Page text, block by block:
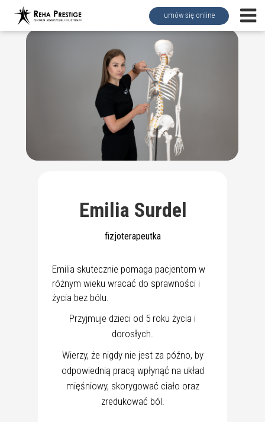
umów się online
Emilia Surdel
fizjoterapeutka
Emilia skutecznie pomaga pacjentom w
różnym wieku wracać do sprawności i
życia bez bólu.
Przyjmuje dzieci od 5 roku życia i
dorosłych.
Wierzy, że nigdy nie jest za późno, by
odpowiednią pracą wpłynąć na układ
mięśniowy, skorygować ciało oraz
zredukować ból.